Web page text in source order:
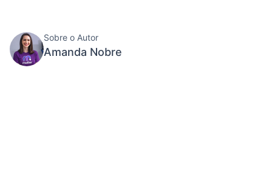
Sobre o Autor
Amanda Nobre